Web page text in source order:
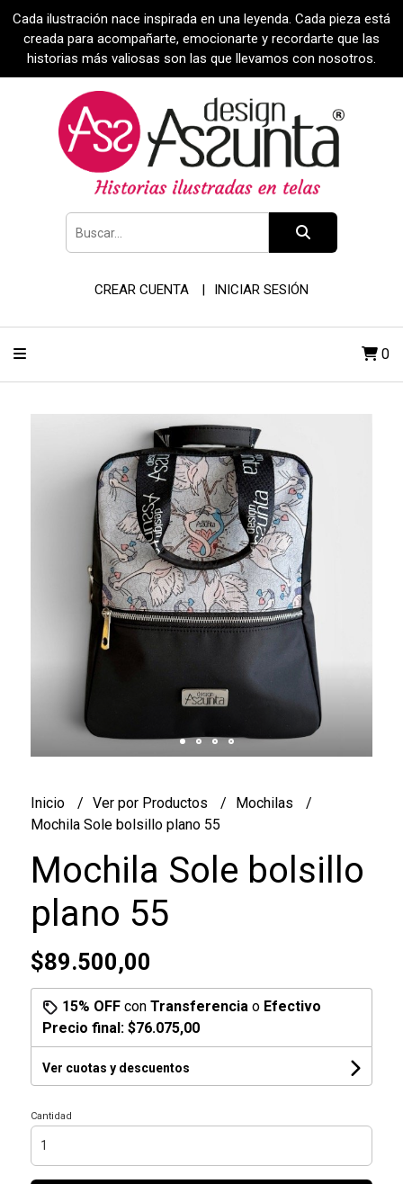
Cada ilustración nace inspirada en una leyenda. Cada pieza está
creada para acompañarte, emocionarte y recordarte que las
historias más valiosas son las que llevamos con nosotros.
CREAR CUENTA INICIAR SESIÓN
0
Inicio Ver por Productos
Mochilas
Mochila Sole bolsillo plano 55
Mochila Sole bolsillo
plano 55
$89.500,00
15% OFFcon Transferencia o Efectivo
Precio final: $76.075,00
Ver cuotas y descuentos
Cantidad